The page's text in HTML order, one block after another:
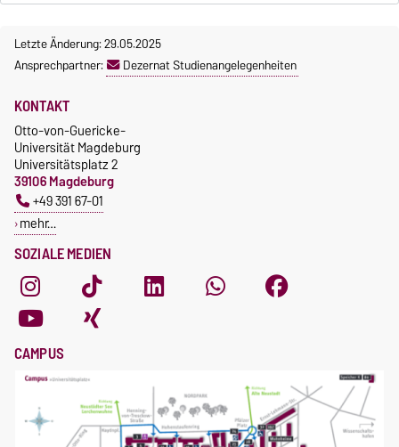
Letzte Änderung: 29.05.2025
Ansprechpartner:
Dezernat Studienangelegenheiten
SOZIALE MEDIEN
KONTAKT
Otto-von-Guericke-
Universität Magdeburg
Universitätsplatz 2
39106 Magdeburg
+49 391 67-01
mehr…
CAMPUS